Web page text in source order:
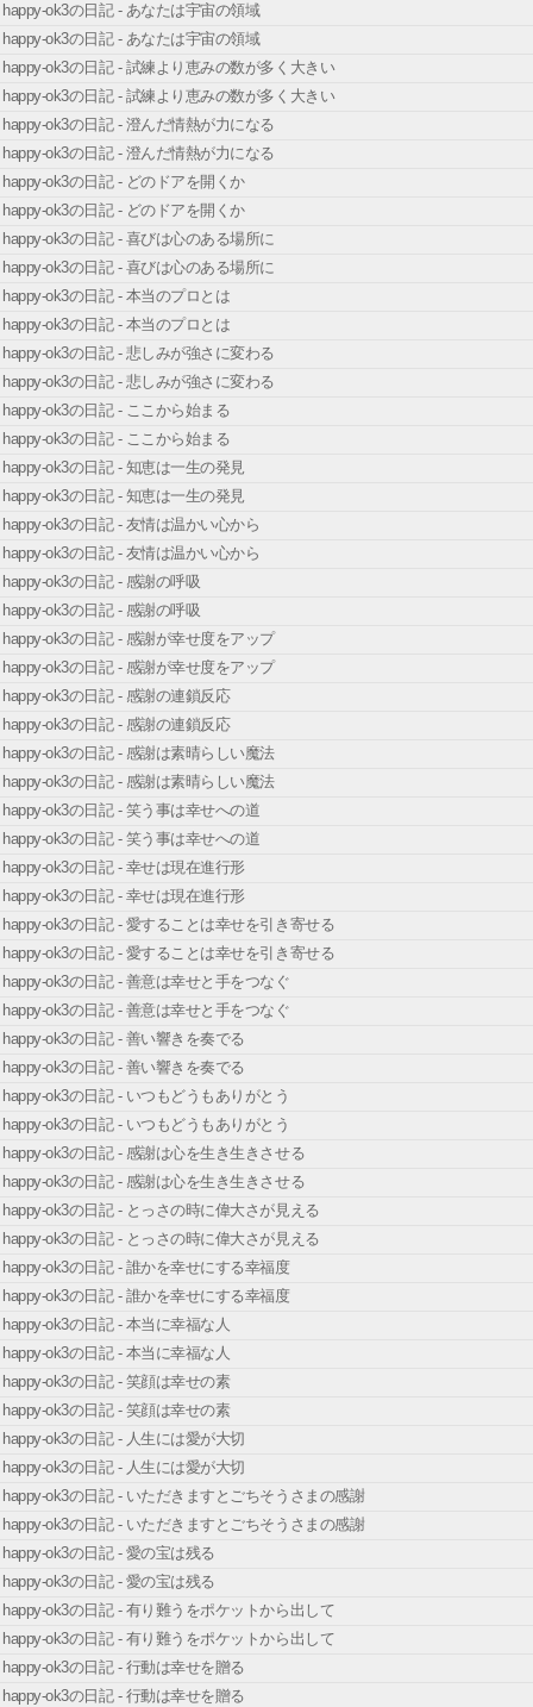
happy-ok3の日記 - あなたは宇宙の領域
happy-ok3の日記 - あなたは宇宙の領域
happy-ok3の日記 - 試練より恵みの数が多く大きい
happy-ok3の日記 - 試練より恵みの数が多く大きい
happy-ok3の日記 - 澄んだ情熱が力になる
happy-ok3の日記 - 澄んだ情熱が力になる
happy-ok3の日記 - どのドアを開くか
happy-ok3の日記 - どのドアを開くか
happy-ok3の日記 - 喜びは心のある場所に
happy-ok3の日記 - 喜びは心のある場所に
happy-ok3の日記 - 本当のプロとは
happy-ok3の日記 - 本当のプロとは
happy-ok3の日記 - 悲しみが強さに変わる
happy-ok3の日記 - 悲しみが強さに変わる
happy-ok3の日記 - ここから始まる
happy-ok3の日記 - ここから始まる
happy-ok3の日記 - 知恵は一生の発見
happy-ok3の日記 - 知恵は一生の発見
happy-ok3の日記 - 友情は温かい心から
happy-ok3の日記 - 友情は温かい心から
happy-ok3の日記 - 感謝の呼吸
happy-ok3の日記 - 感謝の呼吸
happy-ok3の日記 - 感謝が幸せ度をアップ
happy-ok3の日記 - 感謝が幸せ度をアップ
happy-ok3の日記 - 感謝の連鎖反応
happy-ok3の日記 - 感謝の連鎖反応
happy-ok3の日記 - 感謝は素晴らしい魔法
happy-ok3の日記 - 感謝は素晴らしい魔法
happy-ok3の日記 - 笑う事は幸せへの道
happy-ok3の日記 - 笑う事は幸せへの道
happy-ok3の日記 - 幸せは現在進行形
happy-ok3の日記 - 幸せは現在進行形
happy-ok3の日記 - 愛することは幸せを引き寄せる
happy-ok3の日記 - 愛することは幸せを引き寄せる
happy-ok3の日記 - 善意は幸せと手をつなぐ
happy-ok3の日記 - 善意は幸せと手をつなぐ
happy-ok3の日記 - 善い響きを奏でる
happy-ok3の日記 - 善い響きを奏でる
happy-ok3の日記 - いつもどうもありがとう
happy-ok3の日記 - いつもどうもありがとう
happy-ok3の日記 - 感謝は心を生き生きさせる
happy-ok3の日記 - 感謝は心を生き生きさせる
happy-ok3の日記 - とっさの時に偉大さが見える
happy-ok3の日記 - とっさの時に偉大さが見える
happy-ok3の日記 - 誰かを幸せにする幸福度
happy-ok3の日記 - 誰かを幸せにする幸福度
happy-ok3の日記 - 本当に幸福な人
happy-ok3の日記 - 本当に幸福な人
happy-ok3の日記 - 笑顔は幸せの素
happy-ok3の日記 - 笑顔は幸せの素
happy-ok3の日記 - 人生には愛が大切
happy-ok3の日記 - 人生には愛が大切
happy-ok3の日記 - いただきますとごちそうさまの感謝
happy-ok3の日記 - いただきますとごちそうさまの感謝
happy-ok3の日記 - 愛の宝は残る
happy-ok3の日記 - 愛の宝は残る
happy-ok3の日記 - 有り難うをポケットから出して
happy-ok3の日記 - 有り難うをポケットから出して
happy-ok3の日記 - 行動は幸せを贈る
happy-ok3の日記 - 行動は幸せを贈る